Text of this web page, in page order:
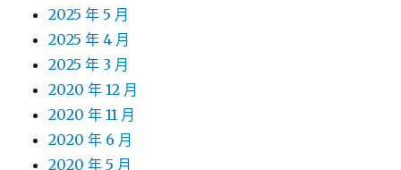
2025 年 5 月
2025 年 4 月
2025 年 3 月
2020 年 12 月
2020 年 11 月
2020 年 6 月
2020 年 5 月